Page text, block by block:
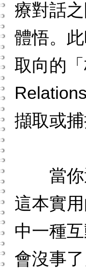
療對話
體悟。
取向的
擷取或
當你透
這本實
中一種
會沒事